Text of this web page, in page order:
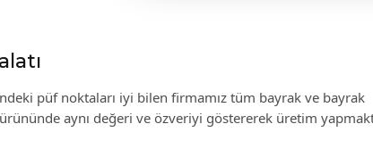
püf noktaları iyi bilen firmamız tüm bayrak ve bayrak
aynı değeri ve özveriyi göstererek üretim